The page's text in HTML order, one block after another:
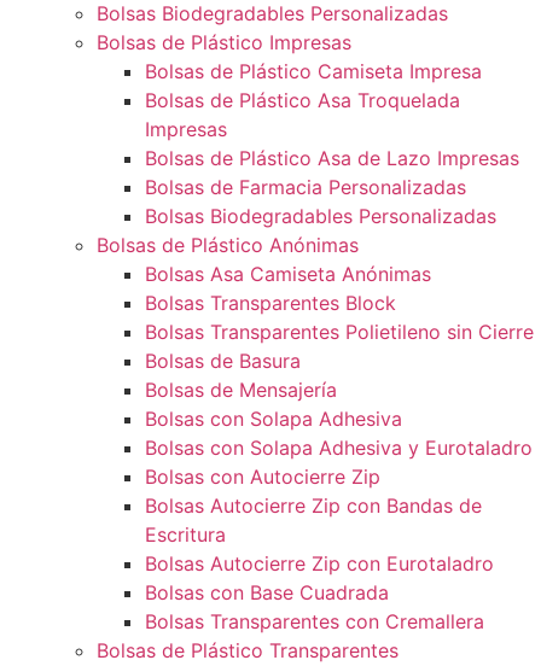
Bolsas Biodegradables Personalizadas
Bolsas de Plástico Impresas
Bolsas de Plástico Camiseta Impresa
Bolsas de Plástico Asa Troquelada
Impresas
Bolsas de Plástico Asa de Lazo Impresas
Bolsas de Farmacia Personalizadas
Bolsas Biodegradables Personalizadas
Bolsas de Plástico Anónimas
Bolsas Asa Camiseta Anónimas
Bolsas Transparentes Block
Bolsas Transparentes Polietileno sin Cierre
Bolsas de Basura
Bolsas de Mensajería
Bolsas con Solapa Adhesiva
Bolsas con Solapa Adhesiva y Eurotaladro
Bolsas con Autocierre Zip
Bolsas Autocierre Zip con Bandas de
Escritura
Bolsas Autocierre Zip con Eurotaladro
Bolsas con Base Cuadrada
Bolsas Transparentes con Cremallera
Bolsas de Plástico Transparentes